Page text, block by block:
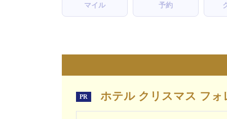
マイル 予約
PR ホテル クリスマス フォ